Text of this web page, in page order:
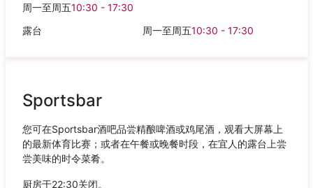
周一至周五10:30 - 17:30
露台
周一至周五10:30 - 17:30
Sportsbar
您可在Sportsbar酒吧品尝精酿啤酒或鸡尾酒，观看大屏幕上
的最新体育比赛；或者在午餐或晚餐时段，在宜人的露台上尝
尝美味的时令菜肴。
厨房于22:30关闭。